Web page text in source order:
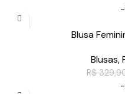
Blusa
Blusas,
R$